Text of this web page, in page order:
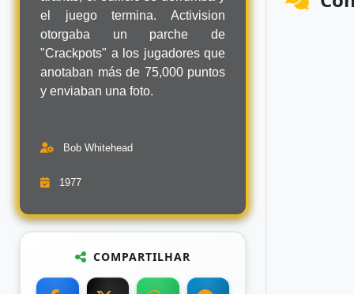
el juego termina. Activision
otorgaba un parche de
"Crackpots" a los jugadores que
anotaban más de 75,000 puntos
y enviaban una foto.
Bob Whitehead
1977
COMPARTILHAR